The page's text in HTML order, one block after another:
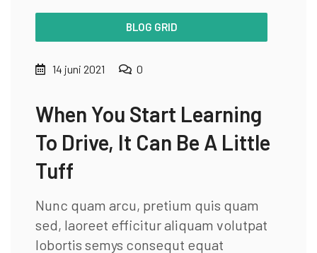
BLOG GRID
14 juni 2021 0
When You Start Learning
To Drive, It Can Be A Little
Tuff
Nunc quam arcu, pretium quis quam
sed, laoreet efficitur aliquam volutpat
lobortis semys consequt equat